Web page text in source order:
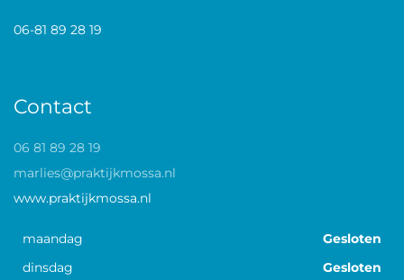
06-81 89 28 19
Contact
06 81 89 28 19
marlies@praktijkmossa.nl
www.praktijkmossa.nl
maandag
Gesloten
dinsdag
Gesloten